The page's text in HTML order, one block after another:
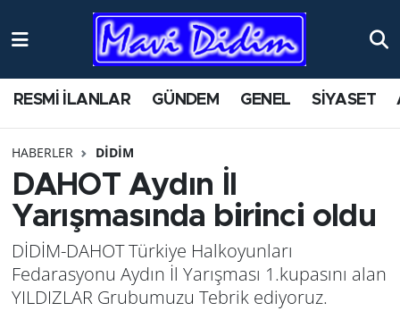
RESMİ İLANLAR GÜNDEM GENEL SİYASET
HABERLER DİDİM
DAHOT Aydın İl
Yarışmasında birinci oldu
DİDİM-DAHOT Türkiye Halkoyunları
Fedarasyonu Aydın İl Yarışması 1.kupasını alan
YILDIZLAR Grubumuzu Tebrik ediyoruz.
ANTİK YERLER
AYDIN
BİLİM VE TEKNOLOJİ
ÇEVRE
EĞİTİM
Nöbetçi Eczaneler
Namaz Vakitleri
Trafik Durumu
Süper Lig Puan Durumu ve Fikstür
Tüm Manşetler